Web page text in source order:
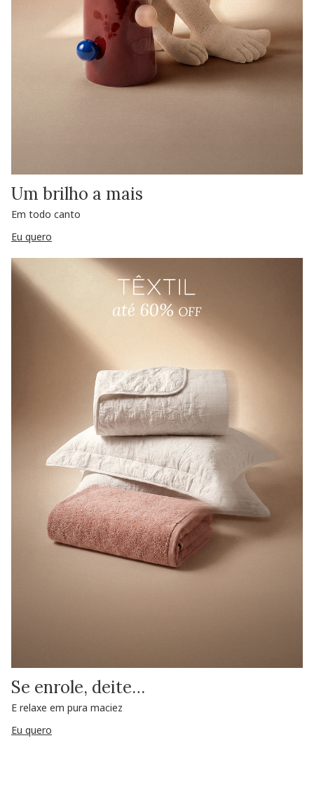
Um brilho a mais
Em todo canto
Eu quero
Se enrole, deite…
E relaxe em pura maciez
Eu quero